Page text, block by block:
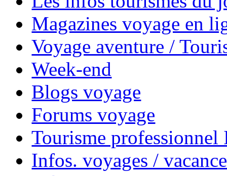
Magazines voyage en
Voyage aventure /
Week-end
Blogs voyage
Forums voyage
Tourisme
Infos. voyages /